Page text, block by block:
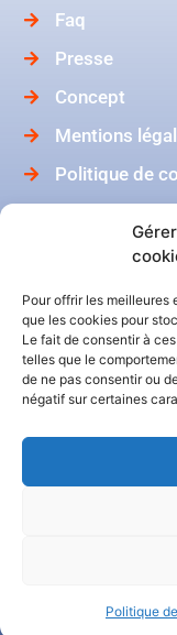
Pour offrir les meilleures
que les cookies pour
Le fait de consentir à
telles que le
de ne pas consentir ou
négatif sur certaines
Politique
Faq
Presse
Concept
Mentions
Politique de